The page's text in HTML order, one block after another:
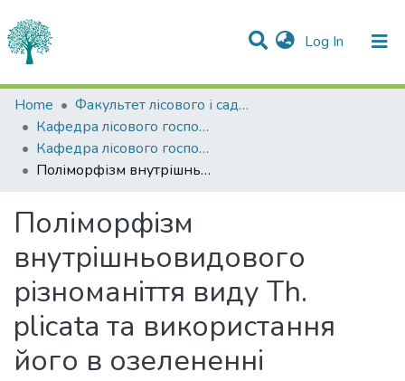
Log In (current)
Statistics
Communities & Collections
All of DSpace
Home
Факультет лісового і садово-паркового господарства
Кафедра лісового господарства
Кафедра лісового господарства
Поліморфізм внутрішньовидового різноманіття виду Th. plicаta та використання його в озелененні
Поліморфізм
внутрішньовидового
різноманіття виду Th.
plicаta та використання
його в озелененні